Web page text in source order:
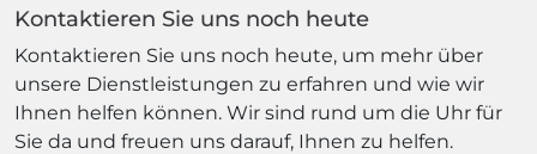
Kontaktieren Sie uns noch heute
Kontaktieren Sie uns noch heute, um mehr über
unsere Dienstleistungen zu erfahren und wie wir
Ihnen helfen können. Wir sind rund um die Uhr für
Sie da und freuen uns darauf, Ihnen zu helfen.